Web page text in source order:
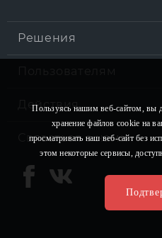
Пользуясь нашим веб-сайтом, вы
хранение файлов сookie на
просматривать наш веб-сайт без
этом некоторые сервисы,
Решения
Действия
Связаться с нами